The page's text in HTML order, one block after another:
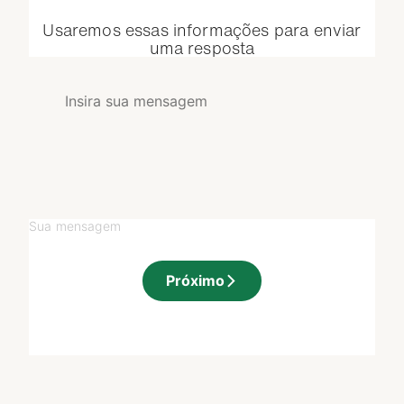
Usaremos essas informações para enviar
uma resposta
Sua mensagem
Próximo